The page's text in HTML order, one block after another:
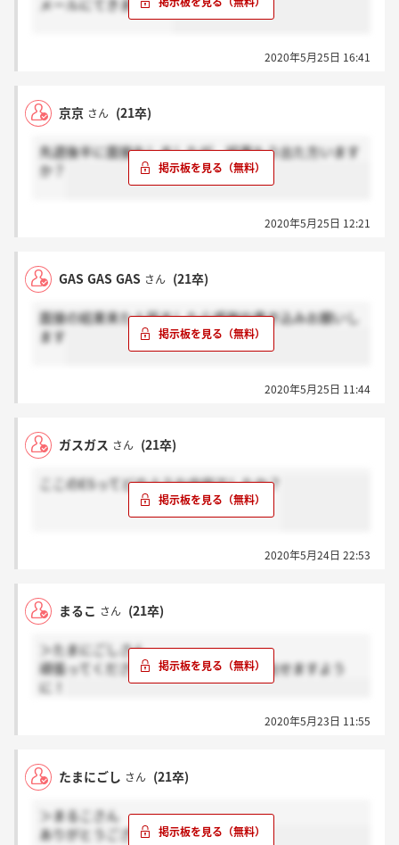
メールにてきました！
2020年5月25日 16:41
京京 さん (21卒)
先週後半に面接をしましたが、結果もう出た方います
か？
2020年5月25日 12:21
GAS GAS GAS さん (21卒)
面接の結果来た人居ましたら感謝や書き込みお願いし
ます
2020年5月25日 11:44
ガスガス さん (21卒)
ここのESってどのような内容でしたか？
2020年5月24日 22:53
まるこ さん (21卒)
＞たまにごしさん
頑張ってください～！全てのパワーが出せますよう
に！
2020年5月23日 11:55
たまにごし さん (21卒)
＞まるこさん
ありがとうございます。頑張ります